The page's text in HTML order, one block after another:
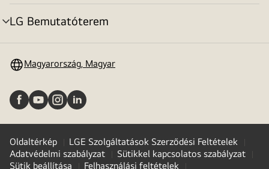
toggle
LG Bemutatóterem
menu
Magyarország, Magyar
Oldaltérkép
LGE Szolgáltatások Szerződési Feltételek
Adatvédelmi szabályzat
Sütikkel kapcsolatos szabályzat
Sütik beállítása
Felhasználási feltételek